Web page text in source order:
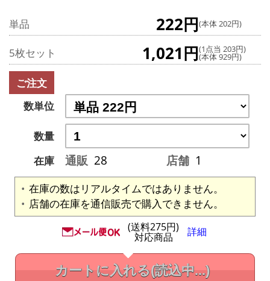
単品 222円(本体 202円)
5枚セット 1,021円(1点当 203円)
(本体 929円)
ご注文
数単位
数量
在庫
通販 28 店舗 1
在庫の数はリアルタイムではありません。
店舗の在庫を通信販売で購入できません。
(送料275円)
対応商品 詳細
カートに入れる(読込中...)